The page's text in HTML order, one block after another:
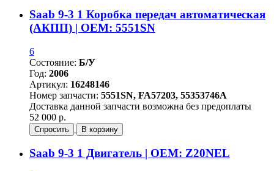
Saab 9-3 1 Коробка передач автоматическая
(АКПП) | OEM: 5551SN
6
Состояние: Б/У
Год: 2006
Артикул: 16248146
Номер запчасти: 5551SN, FA57203, 55353746A
Доставка данной запчасти возможна без предоплаты
52 000 р.
Спросить В корзину
Saab 9-3 1 Двигатель | OEM: Z20NEL